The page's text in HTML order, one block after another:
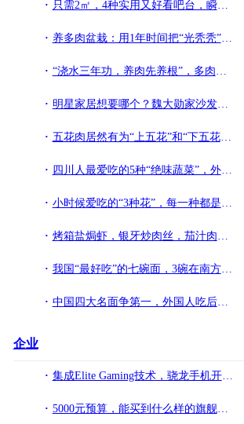
只需2㎡，4种实用又好看吧台，瞬间提升你家格调10个档次
养多肉盆栽：用1年时间把“光秃秃”花盆养爆盆，分享3个心得
“浇水三年功，养肉先养根”，多肉买回家，学会养根，在养状态
明星家居想要哪个？魏大勋家沙发还是关晓彤的冰箱
五花肉居然有为“上五花”和“下五花”？以前都买错了啊
四川人最爱吃的5种“绝味蔬菜”，外地网友表示：没吃过或难吃
小时候爱吃的“3种花”，每一种都是美味，你吃过哪种？
烤箱盐焗虾，银牙炒肉丝，茄汁肉丸盖浇饭这几道家常菜的做法
我国“最好吃”的七碗面，3碗在南方，3碗在北方，网友：另一碗呢
中国四大名面争第一，外国人吃后却说还有意大利面，网友表示不服
企业
集成Elite Gaming技术，骁龙手机开启手机玩游戏新纪元
5000元预算，能买到什么样的旗舰手机？